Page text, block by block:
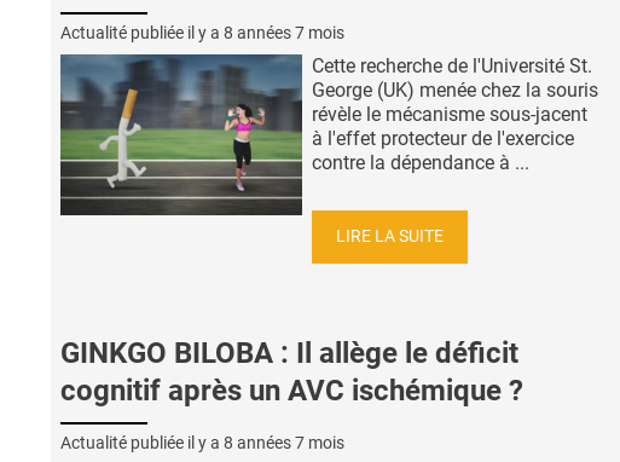
Actualité publiée il y a 8 années 7 mois
Cette recherche de l'Université St.
George (UK) menée chez la souris
révèle le mécanisme sous-jacent
à l'effet protecteur de l'exercice
contre la dépendance à ...
LIRE LA SUITE
GINKGO BILOBA : Il allège le déficit
cognitif après un AVC ischémique ?
Actualité publiée il y a 8 années 7 mois